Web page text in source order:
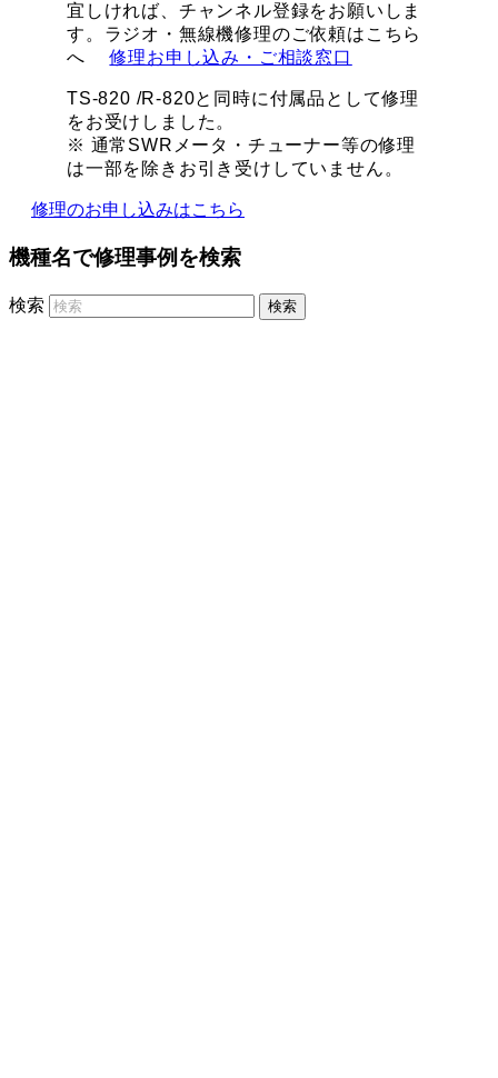
宜しければ、チャンネル登録をお願いしま
す。ラジオ・無線機修理のご依頼はこちら
へ修理お申し込み・ご相談窓口
TS-820 /R-820と同時に付属品として修理
をお受けしました。
※ 通常SWRメータ・チューナー等の修理
は一部を除きお引き受けしていません。
修理のお申し込みはこちら
機種名で修理事例を検索
検索